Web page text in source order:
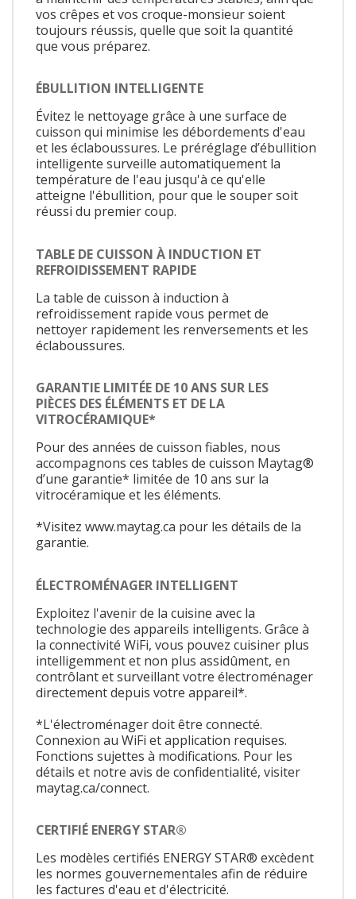
vos crêpes et vos croque-monsieur soient
toujours réussis, quelle que soit la quantité
que vous préparez.
ÉBULLITION INTELLIGENTE
Évitez le nettoyage grâce à une surface de
cuisson qui minimise les débordements d'eau
et les éclaboussures. Le préréglage d’ébullition
intelligente surveille automatiquement la
température de l'eau jusqu'à ce qu'elle
atteigne l'ébullition, pour que le souper soit
réussi du premier coup.
TABLE DE CUISSON À INDUCTION ET
REFROIDISSEMENT RAPIDE
La table de cuisson à induction à
refroidissement rapide vous permet de
nettoyer rapidement les renversements et les
éclaboussures.
GARANTIE LIMITÉE DE 10 ANS SUR LES
PIÈCES DES ÉLÉMENTS ET DE LA
VITROCÉRAMIQUE*
Pour des années de cuisson fiables, nous
accompagnons ces tables de cuisson Maytag®
d’une garantie* limitée de 10 ans sur la
vitrocéramique et les éléments.
*Visitez www.maytag.ca pour les détails de la
garantie.
ÉLECTROMÉNAGER INTELLIGENT
Exploitez l'avenir de la cuisine avec la
technologie des appareils intelligents. Grâce à
la connectivité WiFi, vous pouvez cuisiner plus
intelligemment et non plus assidûment, en
contrôlant et surveillant votre électroménager
directement depuis votre appareil*.
*L'électroménager doit être connecté.
Connexion au WiFi et application requises.
Fonctions sujettes à modifications. Pour les
détails et notre avis de confidentialité, visiter
maytag.ca/connect.
CERTIFIÉ ENERGY STAR®
Les modèles certifiés ENERGY STAR® excèdent
les normes gouvernementales afin de réduire
les factures d'eau et d'électricité.